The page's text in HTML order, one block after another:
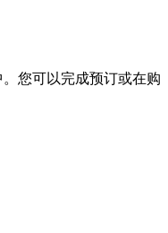
您可以完成预订或在购